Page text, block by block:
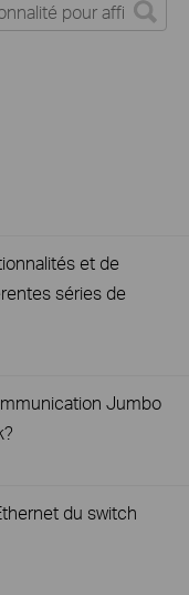
et de
séries de
Jumbo
du switch